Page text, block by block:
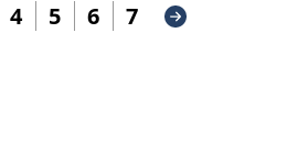
4 5 6 7